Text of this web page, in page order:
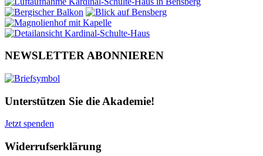
NEWSLETTER ABONNIEREN
Unterstützen Sie die Akademie!
Jetzt spenden
Widerrufserklärung